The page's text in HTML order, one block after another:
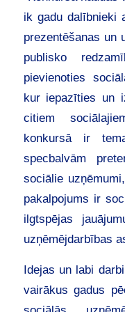
ik gadu dalībnieki
prezentēšanas un
publisko
pievienoties
kur iepazīties un
citiem
konkursā ir
specbalvām
sociālie
pakalpojums ir
ilgtspējas
uzņēmējdarbības
Idejas un labi
vairākus gadus